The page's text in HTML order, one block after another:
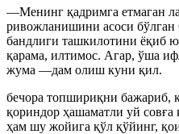
—Менинг қадримга етмаган
ривожланишини асоси бўлган
бандлиги ташкилотини ёқиб
қарама, илтимос. Агар, ўша
жума —дам олиш куни қил.
бечора топшириқни бажариб,
қориндор ҳашаматли уй
ҳам шу жойига қўл қўйинг,